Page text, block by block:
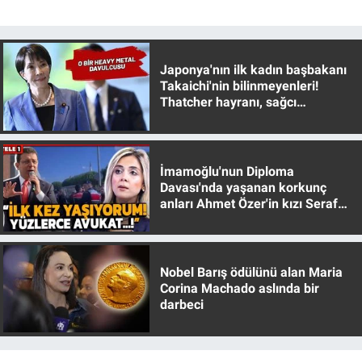
Japonya'nın ilk kadın başbakanı
Takaichi'nin bilinmeyenleri!
Thatcher hayranı, sağcı
İmamoğlu'nun Diploma
Davası'nda yaşanan korkunç
anları Ahmet Özer'in kızı Seraf
Nobel Barış ödülünü alan Maria
Corina Machado aslında bir
darbeci